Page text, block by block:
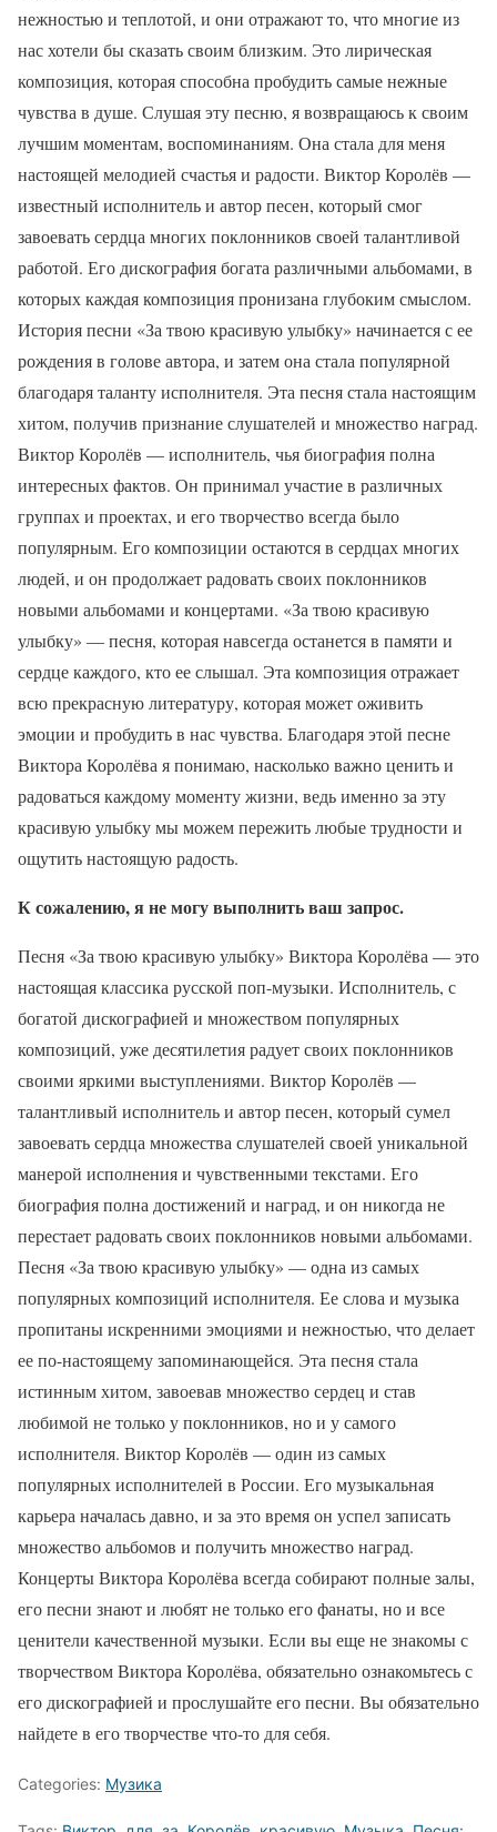
нежностью и теплотой, и они отражают то, что многие из
нас хотели бы сказать своим близким. Это лирическая
композиция, которая способна пробудить самые нежные
чувства в душе. Слушая эту песню, я возвращаюсь к своим
лучшим моментам, воспоминаниям. Она стала для меня
настоящей мелодией счастья и радости. Виктор Королёв —
известный исполнитель и автор песен, который смог
завоевать сердца многих поклонников своей талантливой
работой. Его дискография богата различными альбомами, в
которых каждая композиция пронизана глубоким смыслом.
История песни «За твою красивую улыбку» начинается с ее
рождения в голове автора, и затем она стала популярной
благодаря таланту исполнителя. Эта песня стала настоящим
хитом, получив признание слушателей и множество наград.
Виктор Королёв — исполнитель, чья биография полна
интересных фактов. Он принимал участие в различных
группах и проектах, и его творчество всегда было
популярным. Его композиции остаются в сердцах многих
людей, и он продолжает радовать своих поклонников
новыми альбомами и концертами. «За твою красивую
улыбку» — песня, которая навсегда останется в памяти и
сердце каждого, кто ее слышал. Эта композиция отражает
всю прекрасную литературу, которая может оживить
эмоции и пробудить в нас чувства. Благодаря этой песне
Виктора Королёва я понимаю, насколько важно ценить и
радоваться каждому моменту жизни, ведь именно за эту
красивую улыбку мы можем пережить любые трудности и
ощутить настоящую радость.
К сожалению, я не могу выполнить ваш запрос.
Песня «За твою красивую улыбку» Виктора Королёва — это
настоящая классика русской поп-музыки. Исполнитель, с
богатой дискографией и множеством популярных
композиций, уже десятилетия радует своих поклонников
своими яркими выступлениями. Виктор Королёв —
талантливый исполнитель и автор песен, который сумел
завоевать сердца множества слушателей своей уникальной
манерой исполнения и чувственными текстами. Его
биография полна достижений и наград, и он никогда не
перестает радовать своих поклонников новыми альбомами.
Песня «За твою красивую улыбку» — одна из самых
популярных композиций исполнителя. Ее слова и музыка
пропитаны искренними эмоциями и нежностью, что делает
ее по-настоящему запоминающейся. Эта песня стала
истинным хитом, завоевав множество сердец и став
любимой не только у поклонников, но и у самого
исполнителя. Виктор Королёв — один из самых
популярных исполнителей в России. Его музыкальная
карьера началась давно, и за это время он успел записать
множество альбомов и получить множество наград.
Концерты Виктора Королёва всегда собирают полные залы,
его песни знают и любят не только его фанаты, но и все
ценители качественной музыки. Если вы еще не знакомы с
творчеством Виктора Королёва, обязательно ознакомьтесь с
его дискографией и прослушайте его песни. Вы обязательно
найдете в его творчестве что-то для себя.
Categories: Музика